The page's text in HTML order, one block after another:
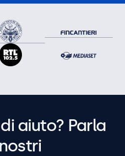
aiuto? Parla